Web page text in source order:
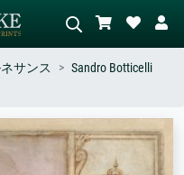
ンを説明してください – 例：
の草原、赤の多い抽象画、暗い
油絵、木のそばの立ち姿のヌー
サンス
Sandro Botticelli